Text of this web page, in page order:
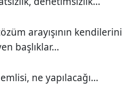
arayışının kendilerini
başlıklar...
ne yapılacağı...